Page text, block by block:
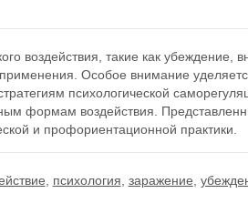
воздействия, такие как убеждение,
Особое внимание
психологической
формам воздействия.
и профориентационной практики.
психология заражение